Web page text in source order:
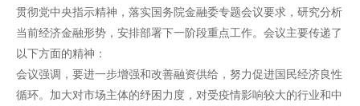
贯彻党中央指示精神，落实国务院金融委专题会议要求，研究分析
当前经济金融形势，安排部署下一阶段重点工作。会议主要传递了
以下方面的精神：
会议强调，要进一步增强和改善融资供给，努力促进国民经济良性
循环。加大对市场主体的纾困力度，对受疫情影响较大的行业和中